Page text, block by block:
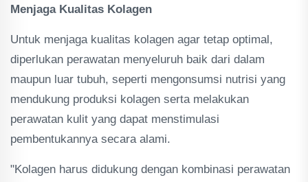
Menjaga Kualitas Kolagen
Untuk menjaga kualitas kolagen agar tetap optimal,
diperlukan perawatan menyeluruh baik dari dalam
maupun luar tubuh, seperti mengonsumsi nutrisi yang
mendukung produksi kolagen serta melakukan
perawatan kulit yang dapat menstimulasi
pembentukannya secara alami.
"Kolagen harus didukung dengan kombinasi perawatan